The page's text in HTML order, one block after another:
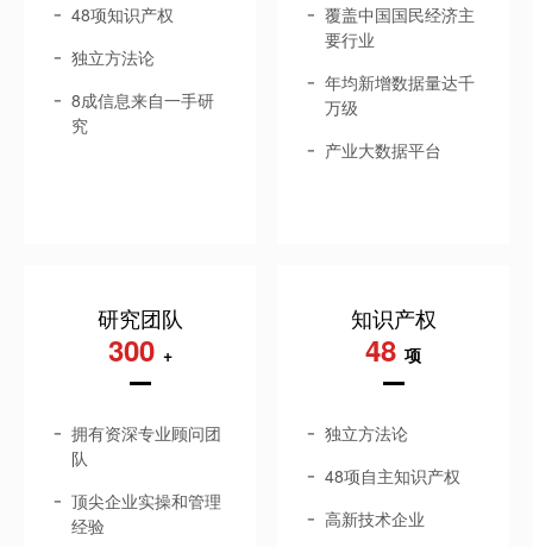
48项知识产权
独立方法论
8成信息来自一手研
究
覆盖中国国民经济主
要行业
年均新增数据量达千
万级
产业大数据平台
研究团队
300 +
拥有资深专业顾问团
队
顶尖企业实操和管理
经验
知识产权
48 项
独立方法论
48项自主知识产权
高新技术企业